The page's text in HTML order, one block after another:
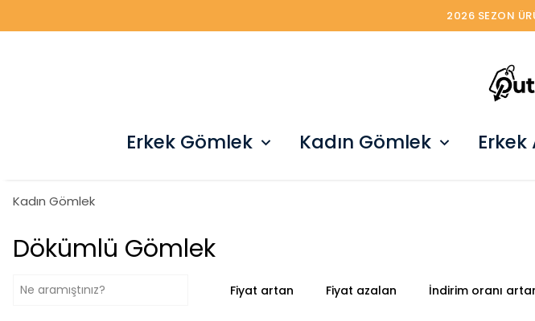
2026 SEZON
Erkek Gömlek Kadın Gömlek
Kadın Gömlek
Dökümlü Gömlek
Fiyat artan Fiyat azalan İndirim oranı